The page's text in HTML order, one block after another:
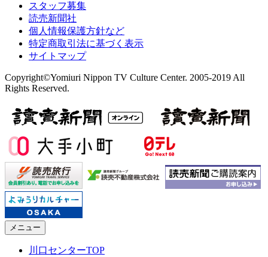
スタッフ募集
読売新聞社
個人情報保護方針など
特定商取引法に基づく表示
サイトマップ
Copyright©Yomiuri Nippon TV Culture Center. 2005-2019 All
Rights Reserved.
メニュー
川口センターTOP